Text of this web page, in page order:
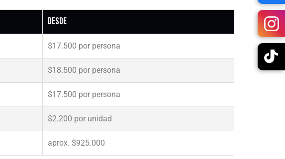
Desde
$17.500 por persona
$18.500 por persona
$17.500 por persona
$2.200 por unidad
aprox. $925.000